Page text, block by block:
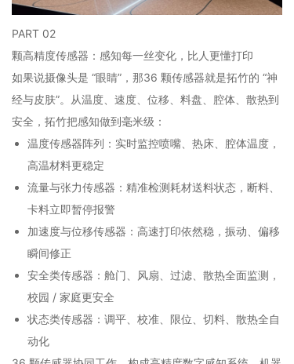
PART 02
颗高精度传感器：感知每一丝变化，比人更懂打印
如果说摄像头是 “眼睛”，那36 颗传感器就是拓竹的 “神
经与皮肤”。从温度、速度、位移、料盘、腔体、散热到
安全，拓竹把感知做到毫米级：
温度传感器阵列：实时监控喷嘴、热床、腔体温度，
高温材料更稳定
流量与张力传感器：精准检测耗材送料状态，断料、
卡料立即暂停报警
加速度与位移传感器：高速打印依然稳，振动、偏移
瞬间修正
安全类传感器：舱门、风扇、过滤、散热全面监测，
校园 / 家庭更安全
状态类传感器：调平、校准、限位、切料、散热全自
动化